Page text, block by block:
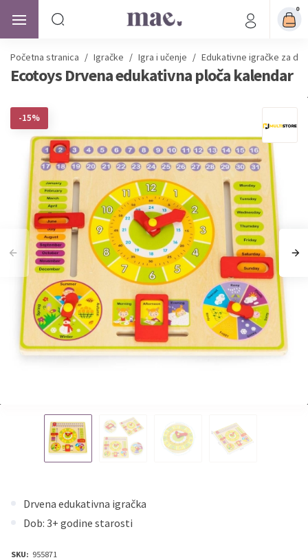
0
Početna stranica / Igračke / Igra i učenje / Edukativne igračke za
Ecotoys Drvena edukativna ploča kalendar
-15%
Drvena edukativna igračka
Dob: 3+ godine starosti
SKU: 955871